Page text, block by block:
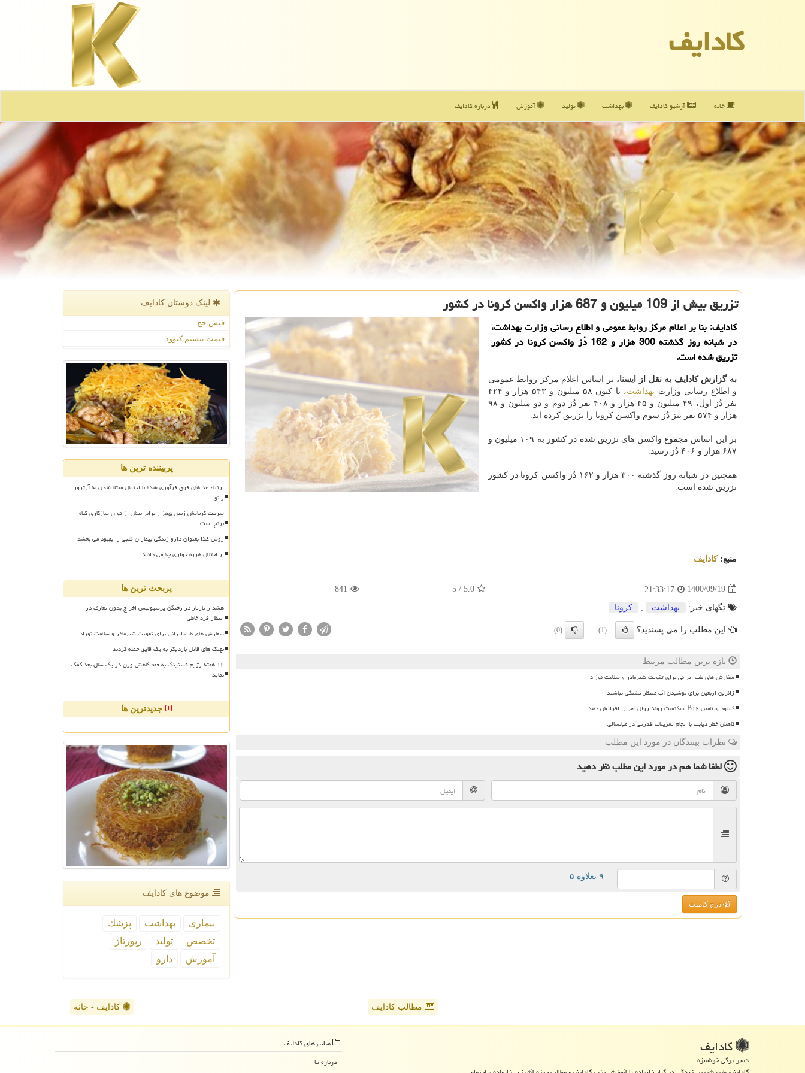
كادایف
خانه آرشیو كادایف بهداشت تولید آموزش درباره كادایف
تزریق بیش از 109 میلیون و 687 هزار واکسن کرونا در کشور
کادایف: بنا بر اعلام مرکز روابط عمومی و اطلاع رسانی وزارت بهداشت،
در شبانه روز گذشته 300 هزار و 162 دُز واکسن کرونا در کشور
تزریق شده است.
به گزارش کادایف به نقل از ایسنا، بر اساس اعلام مرکز روابط عمومی
و اطلاع رسانی وزارت بهداشت
، تا کنون ۵۸ میلیون و ۵۴۳ هزار و ۴۲۴
نفر دُز اول، ۴۹ میلیون و ۴۵ هزار و ۴۰۸ نفر دُز دوم و دو میلیون و ۹۸
هزار و ۵۷۴ نفر نیز دُز سوم واکسن کرونا را تزریق کرده اند.
بر این اساس مجموع واکسن های تزریق شده در کشور به ۱۰۹ میلیون و
۶۸۷ هزار و ۴۰۶ دُز رسید.
همچنین در شبانه روز گذشته ۳۰۰ هزار و ۱۶۲ دُز واکسن کرونا در کشور
تزریق شده است.
منبع:كادایف
1400/09/19
21:33:17
5.0
/
5
841
تگهای خبر: بهداشت , كرونا
این مطلب را می پسندید؟ (1)
(0)
تازه ترین مطالب مرتبط
سفارش های طب ایرانی برای تقویت شیرمادر و سلامت نوزاد
زائرین اربعین برای نوشیدن آب منتظر تشنگی نباشند
کمبود ویتامین B۱۲ ممکنست روند زوال مغز را افزایش دهد
کاهش خطر دیابت با انجام تمرینات قدرتی در میانسالی
نظرات بینندگان در مورد این مطلب
لطفا شما همدر مورد این مطلبنظر دهید
= ۹ بعلاوه ۵
درج کامنت
لینک دوستان كادایف
فیش حج
قیمت بیسیم کنوود
پربیننده ترین ها
ارتباط غذاهای فوق فرآوری شده با احتمال مبتلا شدن به آرتروز
زانو
سرعت گرمایش زمین ۵هزار برابر بیش از توان سازگاری گیاه
برنج است
روش غذا بعنوان دارو زندگی بیماران قلبی را بهبود می بخشد
از اختلال هرزه خواری چه می دانید
پربحث ترین ها
هشدار تارتار در رختکن پرسپولیس اخراج بدون تعارف در
انتظار فرد خاطی
سفارش های طب ایرانی برای تقویت شیرمادر و سلامت نوزاد
نهنگ های قاتل باردیگر به یک قایق حمله کردند
۱۲ هفته رژیم فستینگ به حفظ کاهش وزن در یک سال بعد کمک
نماید
جدیدترین ها
موضوع های كادایف
بیماری بهداشت
پزشك
تخصص
تولید
رپورتاژ
آموزش
دارو
مطالب کادایف کادایف - خانه
كادایف
دسر ترکی خوشمزه
میانبرهای كادایف
درباره ما